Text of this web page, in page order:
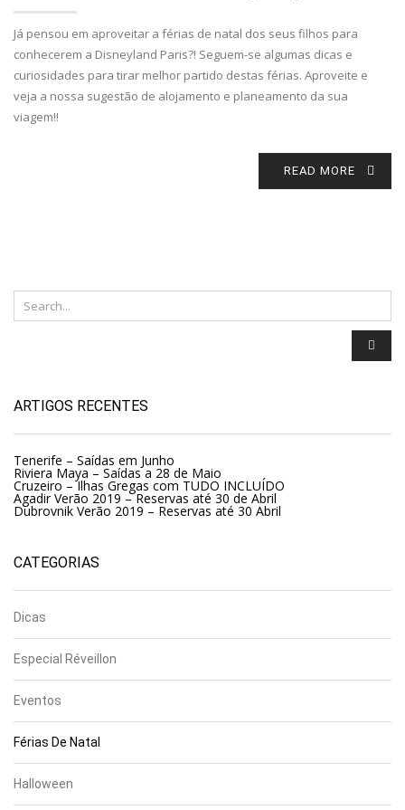
Já pensou em aproveitar a férias de natal dos seus filhos para
conhecerem a Disneyland Paris?! Seguem-se algumas dicas e
curiosidades para tirar melhor partido destas férias. Aproveite e
veja a nossa sugestão de alojamento e planeamento da sua
viagem!!
READ MORE
ARTIGOS RECENTES
Tenerife – Saídas em Junho
Riviera Maya – Saídas a 28 de Maio
Cruzeiro – Ilhas Gregas com TUDO INCLUÍDO
Agadir Verão 2019 – Reservas até 30 de Abril
Dubrovnik Verão 2019 – Reservas até 30 Abril
CATEGORIAS
Dicas
Especial Réveillon
Eventos
Férias De Natal
Halloween